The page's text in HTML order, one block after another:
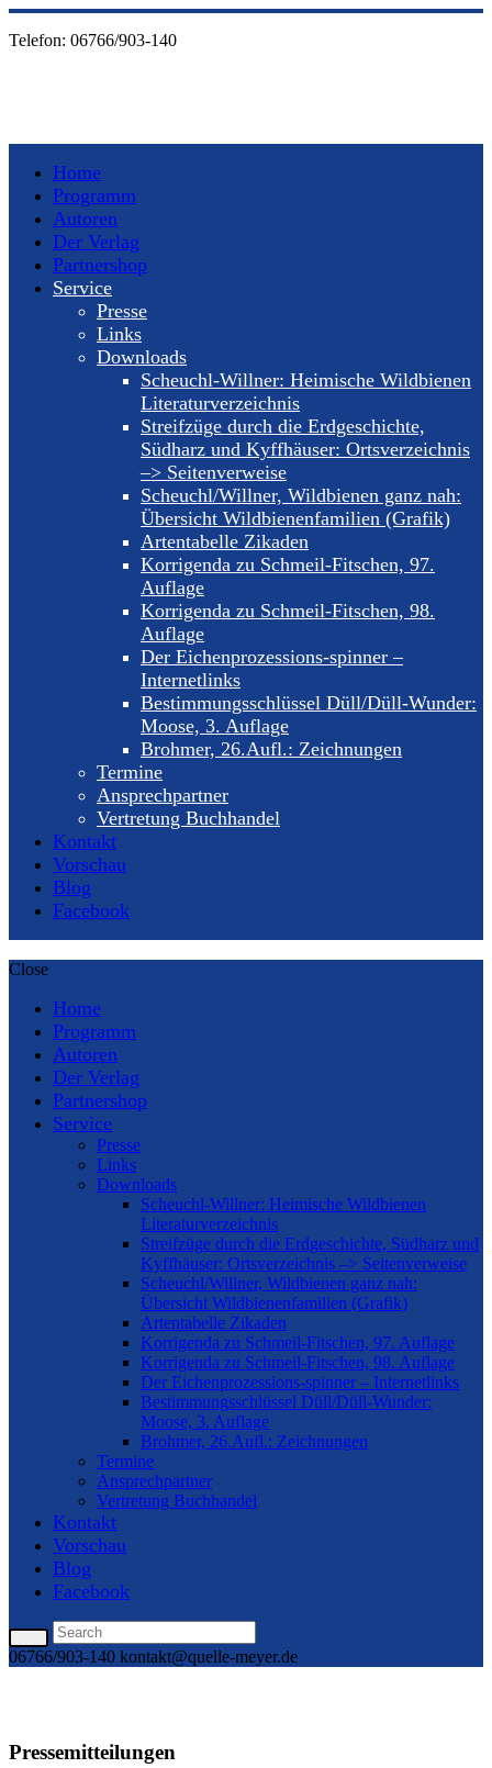
Telefon: 06766/903-140
Home
Programm
Autoren
Der Verlag
Partnershop
Service
Presse
Links
Downloads
Scheuchl-Willner: Heimische Wildbienen
Literaturverzeichnis
Streifzüge durch die Erdgeschichte,
Südharz und Kyffhäuser: Ortsverzeichnis
–> Seitenverweise
Scheuchl/Willner, Wildbienen ganz nah:
Übersicht Wildbienenfamilien (Grafik)
Artentabelle Zikaden
Korrigenda zu Schmeil-Fitschen, 97.
Auflage
Korrigenda zu Schmeil-Fitschen, 98.
Auflage
Der Eichenprozessions-spinner –
Internetlinks
Bestimmungsschlüssel Düll/Düll-Wunder:
Moose, 3. Auflage
Brohmer, 26.Aufl.: Zeichnungen
Termine
Ansprechpartner
Vertretung Buchhandel
Kontakt
Vorschau
Blog
Facebook
Close
Home
Programm
Autoren
Der Verlag
Partnershop
Service
Presse
Links
Downloads
Scheuchl-Willner: Heimische Wildbienen
Literaturverzeichnis
Streifzüge durch die Erdgeschichte, Südharz und
Kyffhäuser: Ortsverzeichnis –> Seitenverweise
Scheuchl/Willner, Wildbienen ganz nah:
Übersicht Wildbienenfamilien (Grafik)
Artentabelle Zikaden
Korrigenda zu Schmeil-Fitschen, 97. Auflage
Korrigenda zu Schmeil-Fitschen, 98. Auflage
Der Eichenprozessions-spinner – Internetlinks
Bestimmungsschlüssel Düll/Düll-Wunder:
Moose, 3. Auflage
Brohmer, 26.Aufl.: Zeichnungen
Termine
Ansprechpartner
Vertretung Buchhandel
Kontakt
Vorschau
Blog
Facebook
06766/903-140 kontakt@quelle-meyer.de
Pressemitteilungen